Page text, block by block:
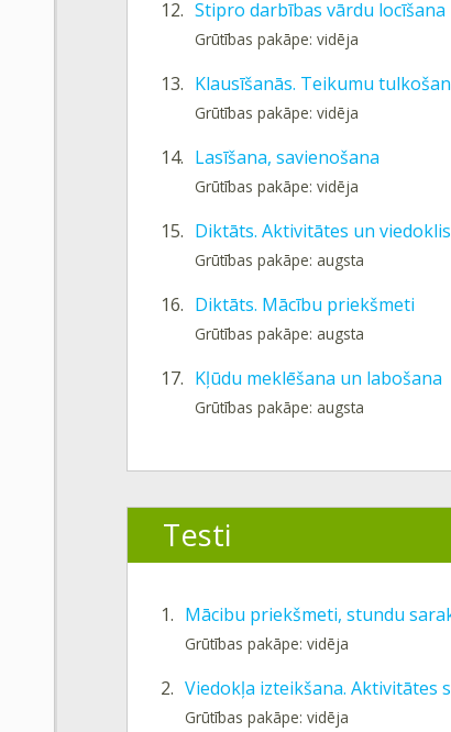
12. Stipro darbības vārdu locīšana
Grūtības pakāpe: vidēja
13. Klausīšanās. Teikumu
Grūtības pakāpe: vidēja
14. Lasīšana, savienošana
Grūtības pakāpe: vidēja
15. Diktāts. Aktivitātes un viedoklis
Grūtības pakāpe: augsta
16. Diktāts. Mācību priekšmeti
Grūtības pakāpe: augsta
17. Kļūdu meklēšana un labošana
Grūtības pakāpe: augsta
Testi
1. Mācibu priekšmeti, stundu
Grūtības pakāpe: vidēja
2. Viedokļa izteikšana. Aktivitātes
Grūtības pakāpe: vidēja